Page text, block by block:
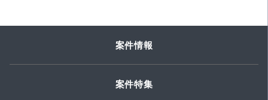
案件情報
案件特集